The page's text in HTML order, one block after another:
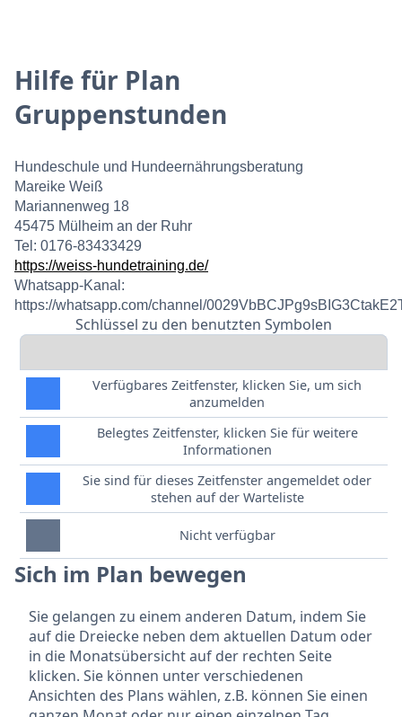
Hilfe für Plan
Gruppenstunden
Hundeschule und Hundeernährungsberatung
Mareike Weiß
Mariannenweg 18
45475 Mülheim an der Ruhr
Tel: 0176-83433429
https://weiss-hundetraining.de/
Whatsapp-Kanal:
https://whatsapp.com/channel/
Schlüssel zu den benutzten Symbolen
Verfügbares Zeitfenster, klicken Sie, um sich
anzumelden
Belegtes Zeitfenster, klicken Sie für weitere
Informationen
Sie sind für dieses Zeitfenster angemeldet oder
stehen auf der Warteliste
Nicht verfügbar
Sich im Plan bewegen
Sie gelangen zu einem anderen Datum, indem Sie
auf die Dreiecke neben dem aktuellen Datum oder
in die Monatsübersicht auf der rechten Seite
klicken. Sie können unter verschiedenen
Ansichten des Plans wählen, z.B. können Sie einen